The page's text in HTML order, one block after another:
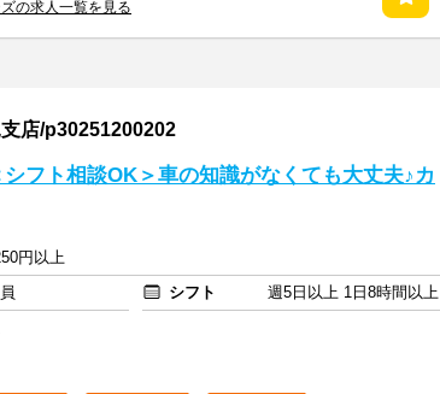
の求人一覧を見る
店/p30251200202
シフト相談OK＞車の知識がなくても大丈夫♪カ
円以上
シフト
週5日以上 1日8時間以上